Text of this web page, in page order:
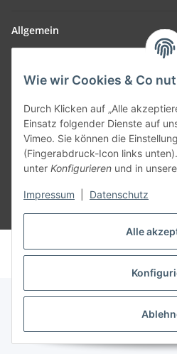
Alle
Wie wir Cookies & Co
Durch Klicken auf „Alle
Einsatz folgender Dienste auf
Vimeo. Sie können die
(Fingerabdruck-Icon links
unter Konfigurieren und in
Impressum Datenschutz
Allgemein
SmoliTec - Safety. Simplified.
Vertrag
* Alle Preise inkl. gesetzlicher USt., zzgl.
©
Powered by